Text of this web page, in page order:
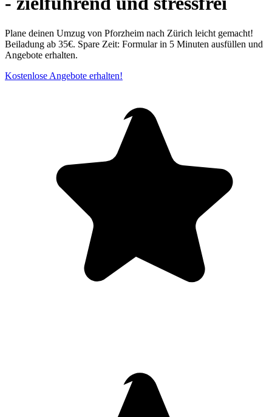
Plane deinen Umzug von Pforzheim nach Zürich leicht gemacht!
Beiladung ab 35€. Spare Zeit: Formular in 5 Minuten ausfüllen und
Angebote erhalten.
Kostenlose Angebote erhalten!